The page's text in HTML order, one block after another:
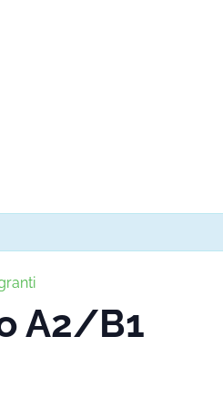
A2/B1